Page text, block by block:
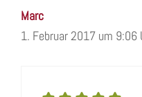
Marc
1. Februar 2017 um 9:06